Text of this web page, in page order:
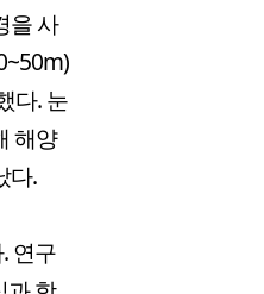
을 사
다. 눈
해양
다.
연구